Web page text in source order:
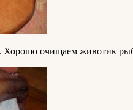
Хорошо очищаем животик